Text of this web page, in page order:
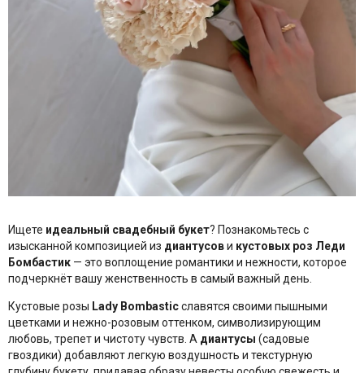
Ищете идеальный свадебный букет? Познакомьтесь с
изысканной композицией из диантусови кустовых роз Леди
Бомбастик — это воплощение романтики и нежности, которое
подчеркнёт вашу женственность в самый важный день.
Кустовые розы Lady Bombasticславятся своими пышными
цветками и нежно-розовым оттенком, символизирующим
любовь, трепет и чистоту чувств. А диантусы (садовые
гвоздики) добавляют легкую воздушность и текстурную